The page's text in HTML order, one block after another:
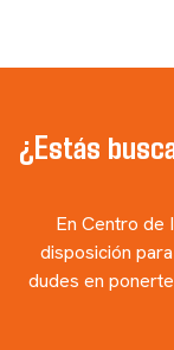
¿Estás
En Centro de
disposición
dudes en